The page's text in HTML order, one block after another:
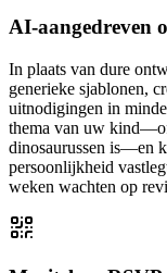
AI-aangedreven
In plaats van dure
generieke sjablonen,
uitnodigingen in
thema van uw
dinosaurussen is—en
persoonlijkheid
weken wachten op